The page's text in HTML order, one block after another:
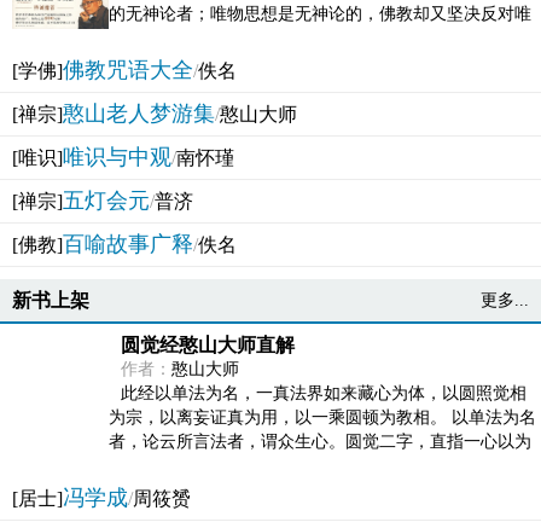
的无神论者；唯物思想是无神论的，佛教却又坚决反对唯
[学佛]佛教咒语大全/佚名
[禅宗]憨山老人梦游集/憨山大师
[唯识]唯识与中观/南怀瑾
[禅宗]五灯会元/普济
[佛教]百喻故事广释/佚名
新书上架 更多...
圆觉经憨山大师直解
作者： 憨山大师
此经以单法为名，一真法界如来藏心为体，以圆照觉相
为宗，以离妄证真为用，以一乘圆顿为教相。 以单法为名
者，论云所言法者，谓众生心。圆觉二字，直指一心以为
[居士]冯学成/周筱赟